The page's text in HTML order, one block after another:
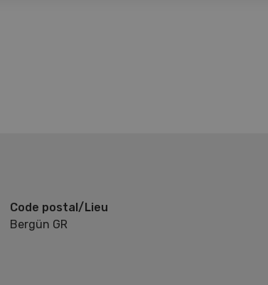
Code postal/Lieu
Bergün GR